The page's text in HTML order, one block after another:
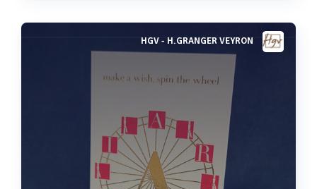
Voir plus
HGV - H.GRANGER VEYRON